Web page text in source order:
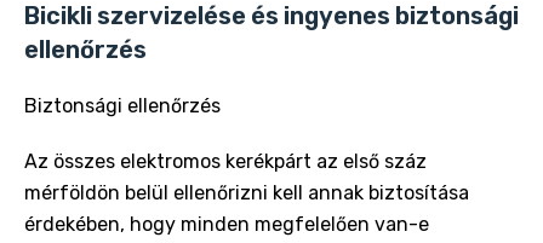
Bicikli szervizelése és ingyenes biztonsági
ellenőrzés
Biztonsági ellenőrzés
Az összes elektromos kerékpárt az első száz
mérföldön belül ellenőrizni kell annak biztosítása
érdekében, hogy minden megfelelően van-e